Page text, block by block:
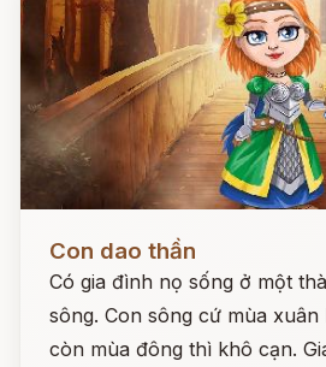
Con dao thần
Có gia đình nọ sống ở một
sông. Con sông cứ mùa
còn mùa đông thì khô cạn.